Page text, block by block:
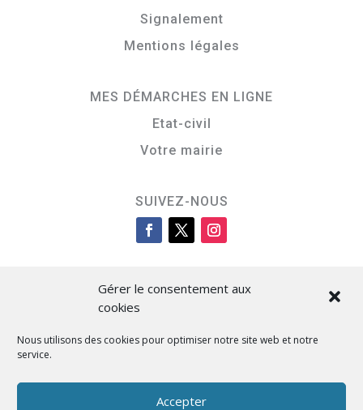
Gérer le consentement aux
cookies
Nous utilisons des cookies pour optimiser notre site web et notre
service.
Accepter
Signalement
Mentions légales
MES DÉMARCHES EN LIGNE
Etat-civil
Votre mairie
SUIVEZ-NOUS
Cità di L’Isula